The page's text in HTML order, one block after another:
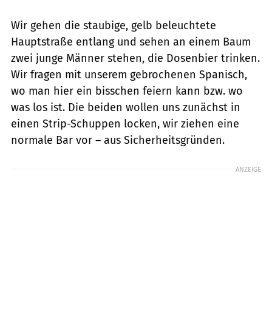
Wir gehen die staubige, gelb beleuchtete
Hauptstraße entlang und sehen an einem Baum
zwei junge Männer stehen, die Dosenbier trinken.
Wir fragen mit unserem gebrochenen Spanisch,
wo man hier ein bisschen feiern kann bzw. wo
was los ist. Die beiden wollen uns zunächst in
einen Strip-Schuppen locken, wir ziehen eine
normale Bar vor – aus Sicherheitsgründen.
ANZEIGE